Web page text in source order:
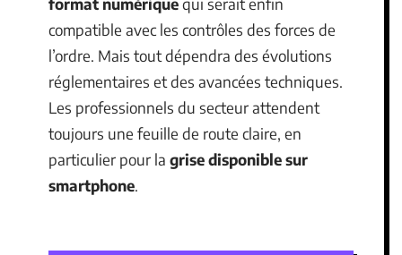
compatible avec les contrôles des forces de
l’ordre. Mais tout dépendra des évolutions
réglementaires et des avancées techniques.
Les professionnels du secteur attendent
toujours une feuille de route claire, en
particulier pour la grise disponible sur
smartphone.